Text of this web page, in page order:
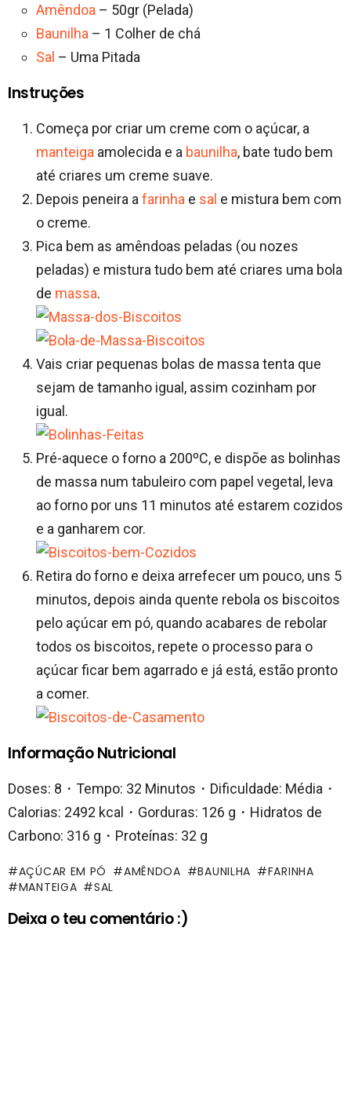
Amêndoa – 50gr (Pelada)
Baunilha – 1 Colher de chá
Sal – Uma Pitada
Instruções
Começa por criar um creme com o açúcar, a
manteiga amolecida e a baunilha, bate tudo bem
até criares um creme suave.
Depois peneira a farinha e sal e mistura bem com
o creme.
Pica bem as amêndoas peladas (ou nozes
peladas) e mistura tudo bem até criares uma bola
de massa.
Vais criar pequenas bolas de massa tenta que
sejam de tamanho igual, assim cozinham por
igual.
Pré-aquece o forno a 200ºC, e dispõe as bolinhas
de massa num tabuleiro com papel vegetal, leva
ao forno por uns 11 minutos até estarem cozidos
e a ganharem cor.
Retira do forno e deixa arrefecer um pouco, uns 5
minutos, depois ainda quente rebola os biscoitos
pelo açúcar em pó, quando acabares de rebolar
todos os biscoitos, repete o processo para o
açúcar ficar bem agarrado e já está, estão pronto
a comer.
Informação Nutricional
Doses: 8・Tempo: 32 Minutos・Dificuldade: Média・
Calorias: 2492 kcal・Gorduras: 126 g・Hidratos de
Carbono: 316 g・Proteínas: 32 g
AÇÚCAR EM PÓ AMÊNDOA BAUNILHA
FARINHA
MANTEIGA
SAL
Deixa o teu comentário :)